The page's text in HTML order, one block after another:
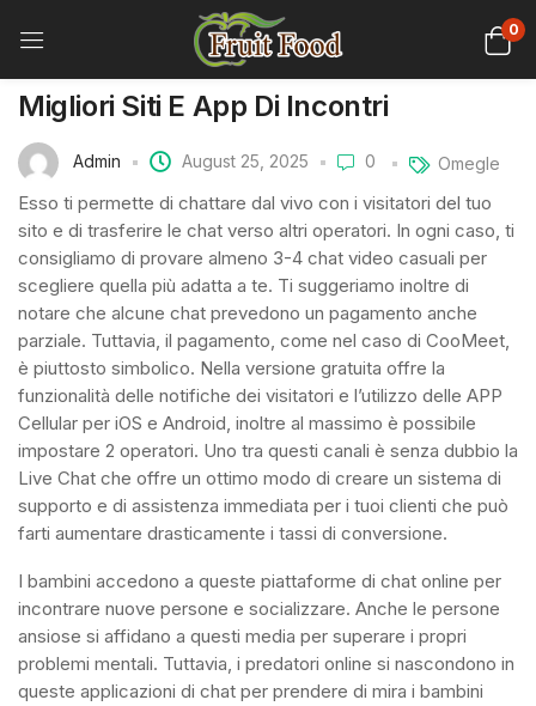
0
Migliori Siti E App Di Incontri
Admin August 25, 2025 0 Omegle
Esso ti permette di chattare dal vivo con i visitatori del tuo
sito e di trasferire le chat verso altri operatori. In ogni caso, ti
consigliamo di provare almeno 3-4 chat video casuali per
scegliere quella più adatta a te. Ti suggeriamo inoltre di
notare che alcune chat prevedono un pagamento anche
parziale. Tuttavia, il pagamento, come nel caso di CooMeet,
è piuttosto simbolico. Nella versione gratuita offre la
funzionalità delle notifiche dei visitatori e l’utilizzo delle APP
Cellular per iOS e Android, inoltre al massimo è possibile
impostare 2 operatori. Uno tra questi canali è senza dubbio la
Live Chat che offre un ottimo modo di creare un sistema di
supporto e di assistenza immediata per i tuoi clienti che può
farti aumentare drasticamente i tassi di conversione.
I bambini accedono a queste piattaforme di chat online per
incontrare nuove persone e socializzare. Anche le persone
ansiose si affidano a questi media per superare i propri
problemi mentali. Tuttavia, i predatori online si nascondono in
queste applicazioni di chat per prendere di mira i bambini